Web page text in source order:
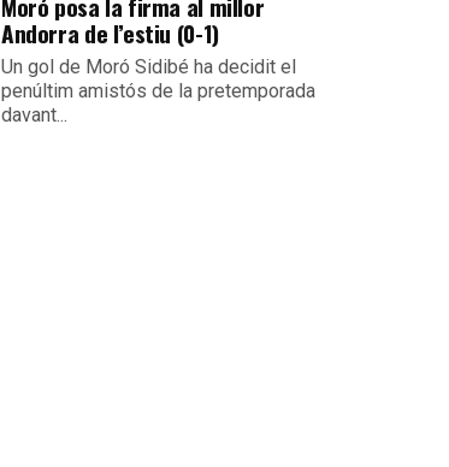
Andorra de l’estiu (0-1)
Un gol de Moró Sidibé ha decidit el
penúltim amistós de la pretemporada
davant...